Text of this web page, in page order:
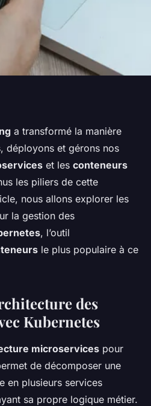
meilleures
la gestion des
avec
• 4 min de lecture
a transformé la manière
déployons et gérons nos
et les conteneurs
les piliers de cette
nous allons explorer les
la gestion des
, l’outil
le plus populaire à ce
des
Kubernetes
microservices pour
de décomposer une
en plusieurs services
sa propre logique métier.